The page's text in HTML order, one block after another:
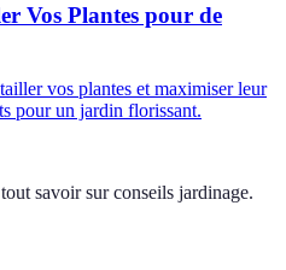
Vos Plantes pour de
vos plantes et maximiser leur
pour un jardin florissant.
savoir sur conseils jardinage.